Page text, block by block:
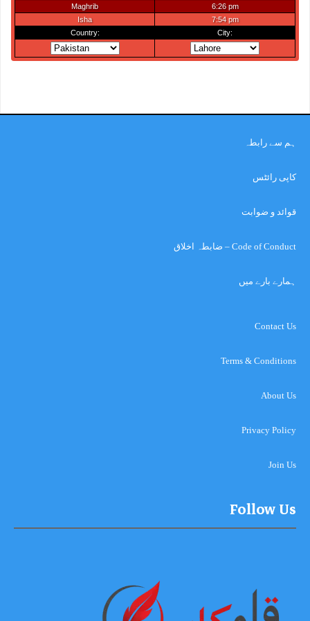
ہم سے رابطہ
کاپی رائٹس
قوائد و ضوابت
Code of Conduct – ضابطہ اخلاق
ہمارے بارے میں
Contact Us
Terms & Conditions
About Us
Privacy Policy
Join Us
Follow Us